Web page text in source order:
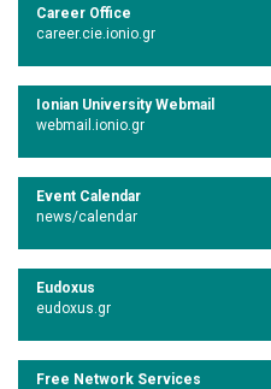
Career Office
career.cie.ionio.gr
Ionian University Webmail
webmail.ionio.gr
Event Calendar
news/calendar
Eudoxus
eudoxus.gr
Free Network Services